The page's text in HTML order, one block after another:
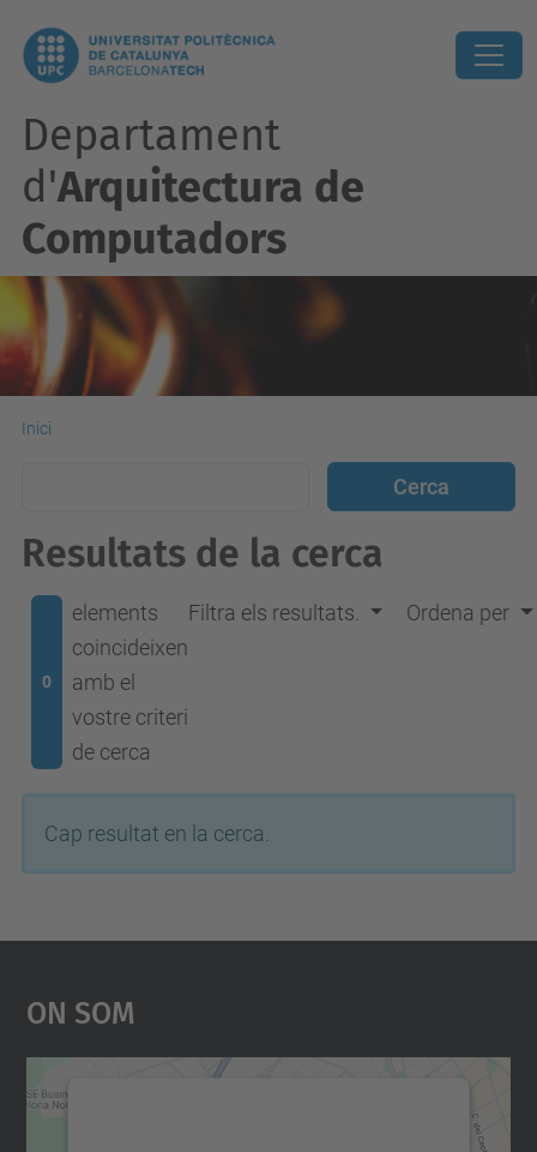
Departament
d'Arquitectura de
Computadors
Inici
Resultats de la cerca
0
elements
coincideixen
amb el
vostre criteri
de cerca
Filtra els resultats. Ordena per
Cap resultat en la cerca.
On Som